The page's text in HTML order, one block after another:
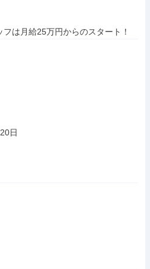
は月給25万円からのスタート！
日